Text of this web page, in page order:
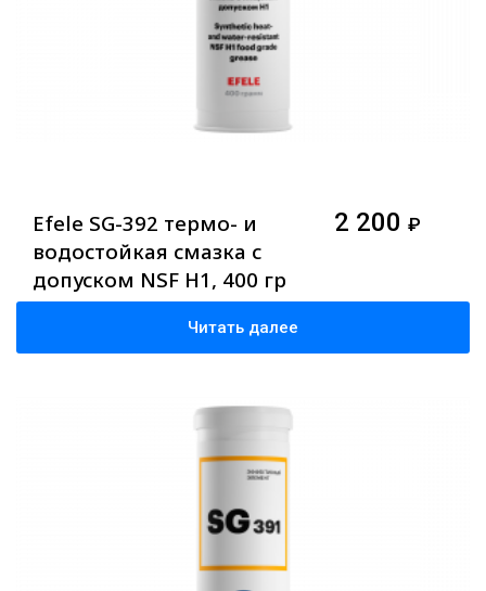
Efele SG-392 термо- и
водостойкая смазка с
допуском NSF H1, 400 гр
2 200 ₽
Читать далее